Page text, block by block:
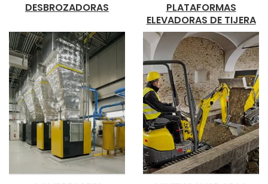
DESBROZADORAS
PLATAFORMAS
ELEVADORAS DE TIJERA